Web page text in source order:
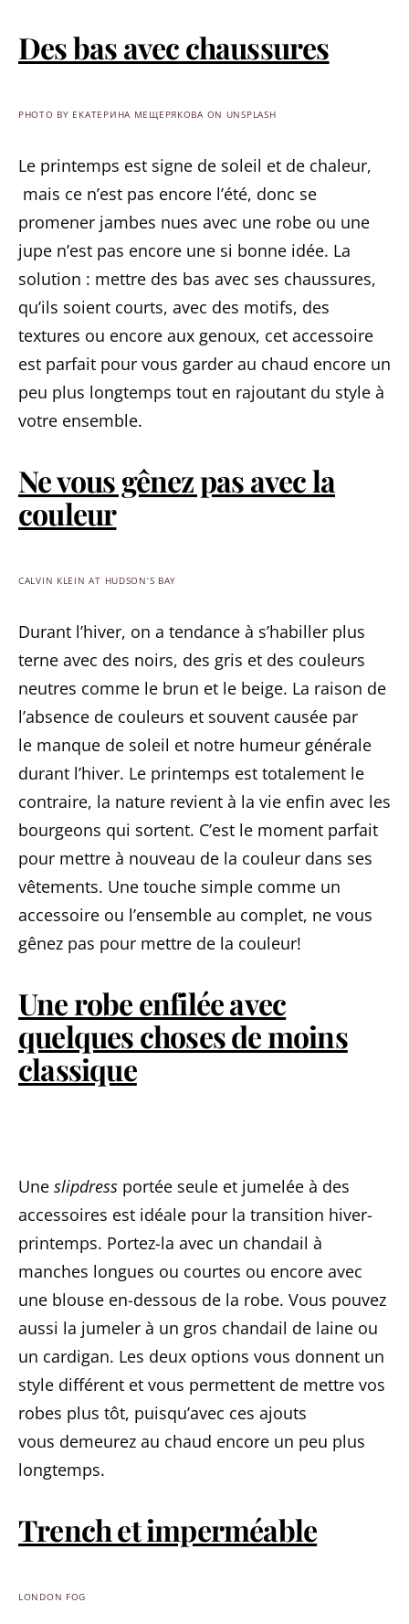
Des bas avec chaussures
PHOTO BY ЕКАТЕРИНА МЕЩЕРЯКОВА ON UNSPLASH
Le printemps est signe de soleil et de chaleur,
mais ce n’est pas encore l’été, donc se
promener jambes nues avec une robe ou une
jupe n’est pas encore une si bonne idée. La
solution : mettre des bas avec ses chaussures,
qu’ils soient courts, avec des motifs, des
textures ou encore aux genoux, cet accessoire
est parfait pour vous garder au chaud encore un
peu plus longtemps tout en rajoutant du style à
votre ensemble.
Ne vous gênez pas avec la
couleur
CALVIN KLEIN AT HUDSON’S BAY
Durant l’hiver, on a tendance à s’habiller plus
terne avec des noirs, des gris et des couleurs
neutres comme le brun et le beige. La raison de
l’absence de couleurs et souvent causée par
le manque de soleil et notre humeur générale
durant l’hiver. Le printemps est totalement le
contraire, la nature revient à la vie enfin avec les
bourgeons qui sortent. C’est le moment parfait
pour mettre à nouveau de la couleur dans ses
vêtements. Une touche simple comme un
accessoire ou l’ensemble au complet, ne vous
gênez pas pour mettre de la couleur!
Une robe enfilée avec
quelques choses de moins
classique
Une slipdress portée seule et jumelée à des
accessoires est idéale pour la transition hiver-
printemps. Portez-la avec un chandail à
manches longues ou courtes ou encore avec
une blouse en-dessous de la robe. Vous pouvez
aussi la jumeler à un gros chandail de laine ou
un cardigan. Les deux options vous donnent un
style différent et vous permettent de mettre vos
robes plus tôt, puisqu’avec ces ajouts
vous demeurez au chaud encore un peu plus
longtemps.
Trench et imperméable
LONDON FOG